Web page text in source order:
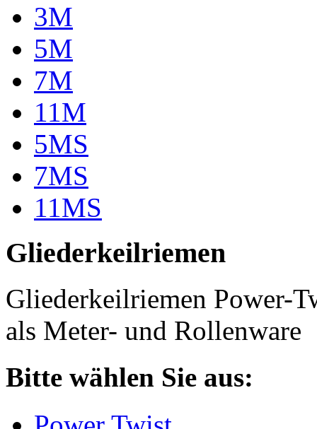
3M
5M
7M
11M
5MS
7MS
11MS
Gliederkeilriemen
Gliederkeilriemen Power-
als Meter- und Rollenware
Bitte wählen Sie aus: